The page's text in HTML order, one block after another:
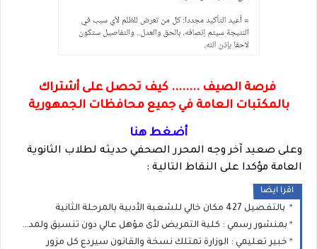
فرصة الصيف ........ كيف تحصل على أشتراك
بالمكتبات العامة في جميع محافظات الجمهورية
أضغط هنا
وعلى صعيد آخر وجه المحرر الصحفي حديثه لطلاب الثانوية
العامة مؤكدا على النقاط التالية :
اقرا ايضا
بالتفصيل 427 مكان خالي للشعبة الأدبية بالمرحلة الثانية
بمنشور رسمي : كلية التمريض لأى مؤهل عالي دون تنسيق ولمدة عامين
خبير تعليمي : الوزارة تمتلك نسخة والقانون سيردع كل مزور